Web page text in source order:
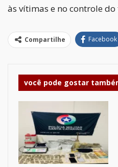
às vítimas e no controle
Compartilhe Facebook
você pode gostar